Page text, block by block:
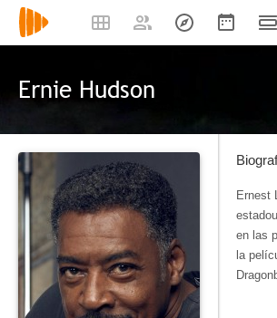
Ernie Hudson
Ernest
en las
la